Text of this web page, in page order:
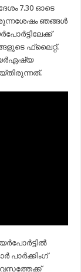
7.30 ഓടെ
ഞങ്ങള്‍
ഫ്ലൈറ്റ്.
പാര്‍ക്കിംഗ്